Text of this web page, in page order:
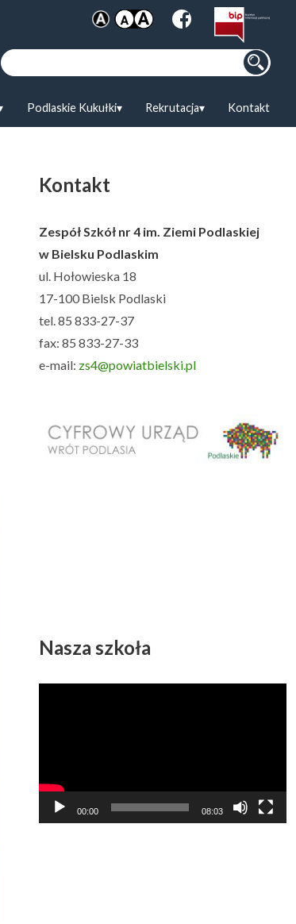
Podlaskie Kukułki Rekrutacja Kontakt
Szukaj:
Kontakt
Zespół Szkół nr 4 im. Ziemi Podlaskiej
w Bielsku Podlaskim
ul. Hołowieska 18
17-100 Bielsk Podlaski
tel. 85 833-27-37
fax: 85 833-27-33
e-mail: zs4@powiatbielski.pl
Nasza szkoła
00:00 08:03